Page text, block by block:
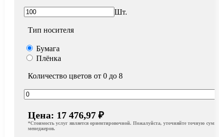
Шт.
Тип носителя
Бумага
Плёнка
Количество цветов от 0 до 8
Цена: 17 476,97 ₽
*Стоимость услуг является ориентировочной. Пожалуйста, уточняйте точную
менеджеров.